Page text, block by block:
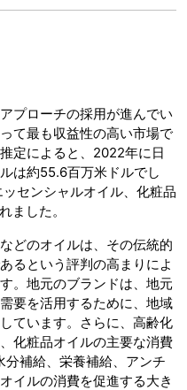
プローチの採用が進んでい
て最も収益性の高い市場で
定によると、2022年に日
は約55.6百万米ドルでし
センシャルオイル、化粧品
ました。
どのオイルは、その伝統的
るという評判の高まりによ
。地元のブランドは、地元
要を活用するために、地域
ています。さらに、高齢化
化粧品オイルの主要な消費
補給、栄養補給、アンチ
イルの消費を促進する大き